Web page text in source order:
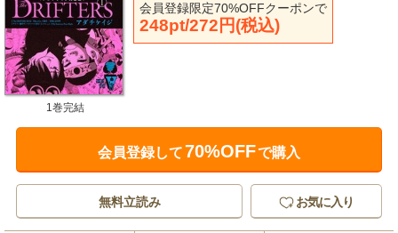
会員登録限定70%OFFクーポンで
248pt/272円(税込)
1巻完結
会員登録して70%OFFで購入
無料立読み お気に入り